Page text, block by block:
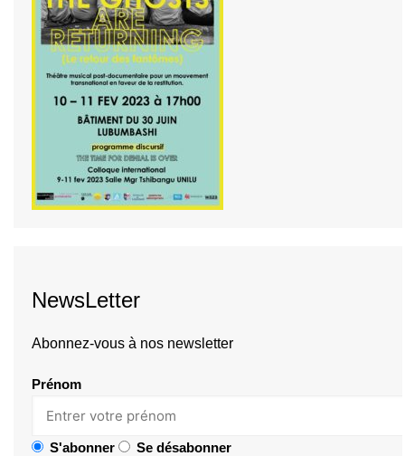
NewsLetter
Abonnez-vous à nos newsletter
Prénom
S'abonner Se désabonner